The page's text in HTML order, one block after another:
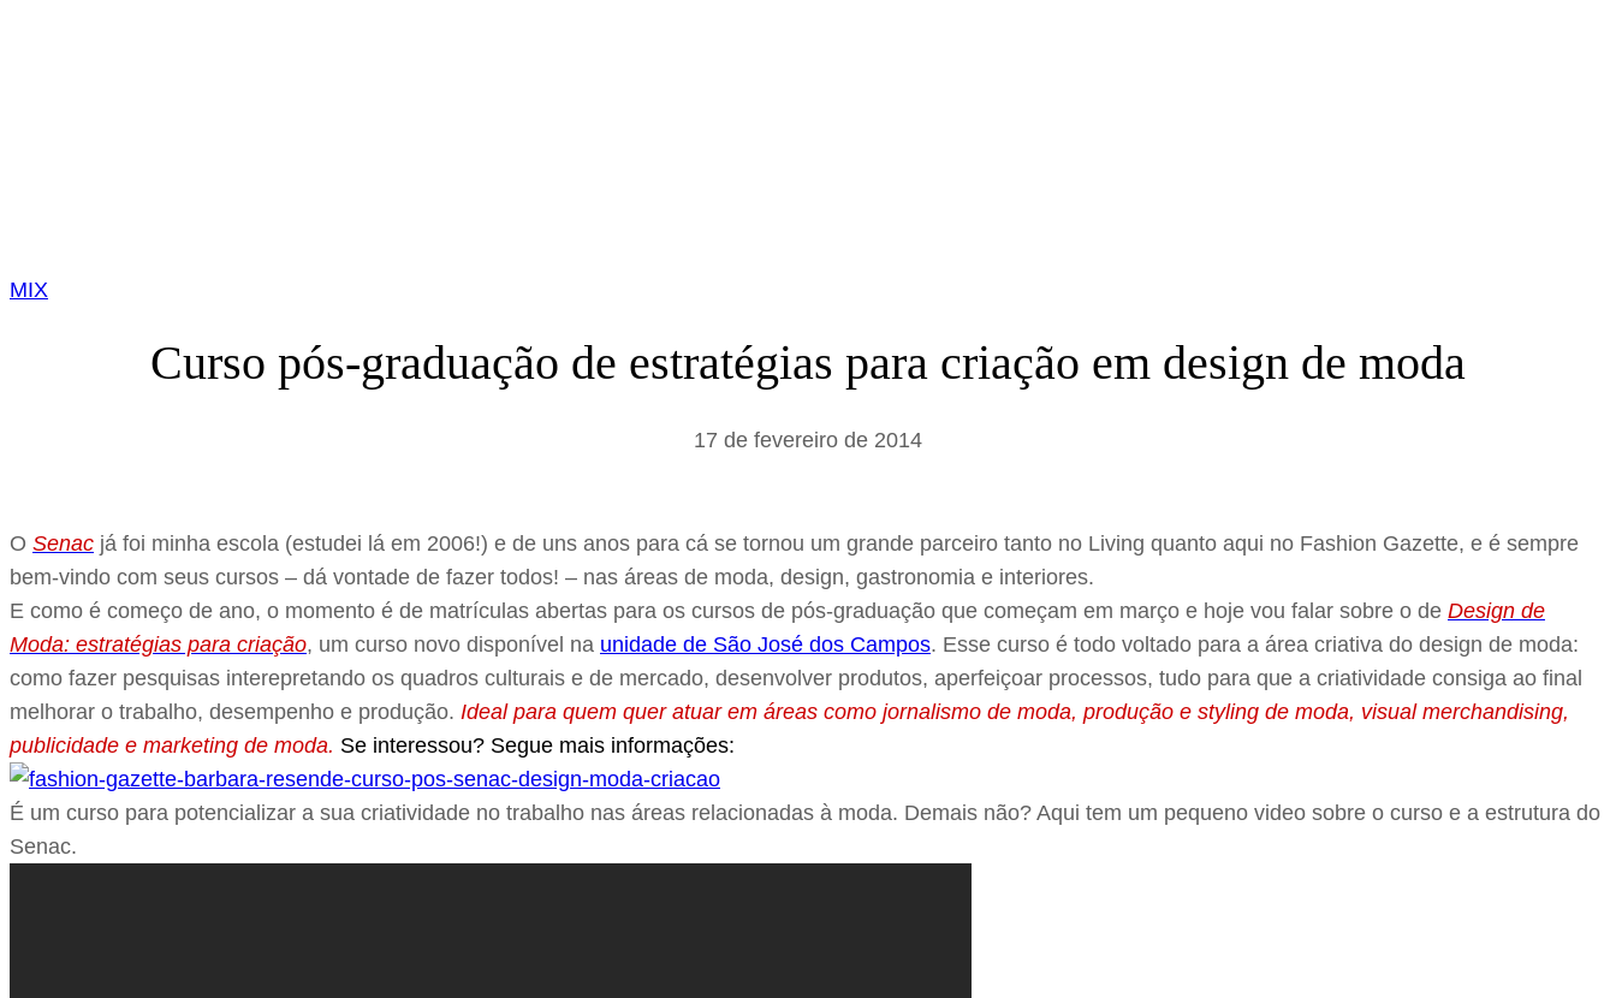
MIX
Curso pós-graduação de estratégias para criação em design de moda
17 de fevereiro de 2014
O Senac já foi minha escola (estudei lá em 2006!) e de uns anos para cá se tornou um grande parceiro tanto no Living quanto aqui no Fashion Gazette, e é sempre
bem-vindo com seus cursos – dá vontade de fazer todos! – nas áreas de moda, design, gastronomia e interiores.
E como é começo de ano, o momento é de matrículas abertas para os cursos de pós-graduação que começam em março e hoje vou falar sobre o de Design de
Moda: estratégias para criação, um curso novo disponível na unidade de São José dos Campos. Esse curso é todo voltado para a área criativa do design de moda:
como fazer pesquisas interepretando os quadros culturais e de mercado, desenvolver produtos, aperfeiçoar processos, tudo para que a criatividade consiga ao final
melhorar o trabalho, desempenho e produção. Ideal para quem quer atuar em áreas como jornalismo de moda, produção e styling de moda, visual merchandising,
publicidade e marketing de moda. Se interessou? Segue mais informações:
É um curso para potencializar a sua criatividade no trabalho nas áreas relacionadas à moda. Demais não? Aqui tem um pequeno video sobre o curso e a estrutura do
Senac.